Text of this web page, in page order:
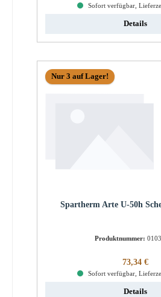
Sofort verfügbar,
Details
Nur 3 auf Lager!
Spartherm Arte U-50h
Produktnummer:
Regulärer
73,34 €
Sofort verfügbar,
Details